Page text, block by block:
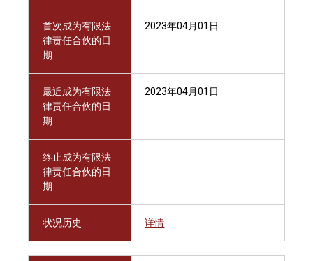
首次成为有限法
律责任合伙的日
期
2023年04月01日
最近成为有限法
律责任合伙的日
期
2023年04月01日
终止成为有限法
律责任合伙的日
期
状况历史 详情